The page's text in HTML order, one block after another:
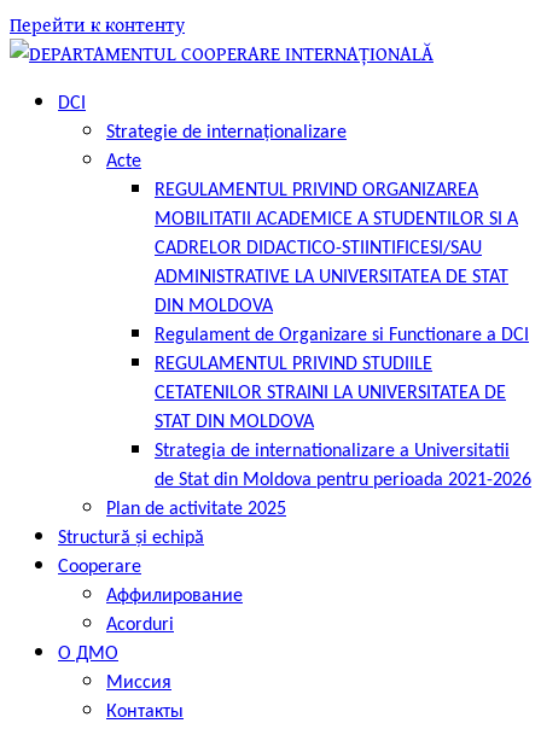
Перейти к контенту
DCI
Strategie de internaționalizare
Acte
REGULAMENTUL PRIVIND ORGANIZAREA
MOBILITATII ACADEMICE A STUDENTILOR SI A
CADRELOR DIDACTICO-STIINTIFICESI/SAU
ADMINISTRATIVE LA UNIVERSITATEA DE STAT
DIN MOLDOVA
Regulament de Organizare si Functionare a DCI
REGULAMENTUL PRIVIND STUDIILE
CETATENILOR STRAINI LA UNIVERSITATEA DE
STAT DIN MOLDOVA
Strategia de internationalizare a Universitatii
de Stat din Moldova pentru perioada 2021-2026
Plan de activitate 2025
Structură și echipă
Cooperare
Аффилирование
Acorduri
О ДМО
Миссия
Контакты